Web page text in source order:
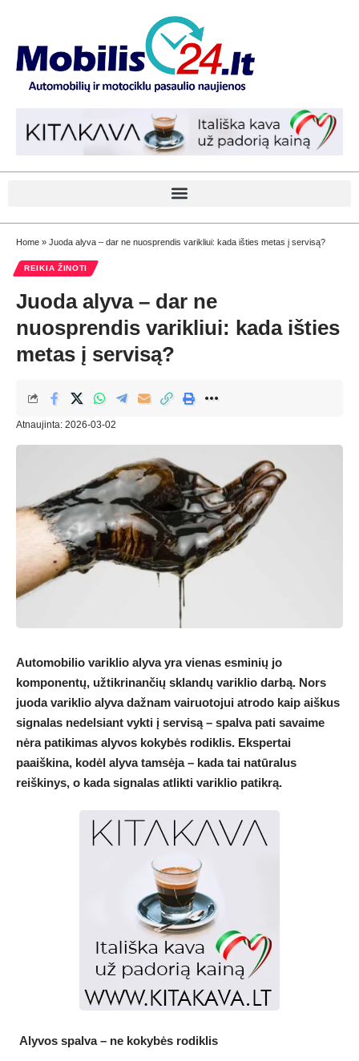
Home » Juoda alyva – dar ne nuosprendis varikliui: kada išties metas į servisą?
REIKIA ŽINOTI
Juoda alyva – dar ne
nuosprendis varikliui: kada išties
metas į servisą?
Atnaujinta: 2026-03-02
Automobilio variklio alyva yra vienas esminių jo
komponentų, užtikrinančių sklandų variklio darbą. Nors
juoda variklio alyva dažnam vairuotojui atrodo kaip aiškus
signalas nedelsiant vykti į servisą – spalva pati savaime
nėra patikimas alyvos kokybės rodiklis. Ekspertai
paaiškina, kodėl alyva tamsėja – kada tai natūralus
reiškinys, o kada signalas atlikti variklio patikrą.
Alyvos spalva – ne kokybės rodiklis